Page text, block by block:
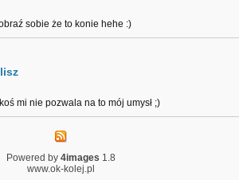
sobie że to konie hehe :)
mi nie pozwala na to mój umysł ;)
Powered by 4images 1.8
www.ok-kolej.pl